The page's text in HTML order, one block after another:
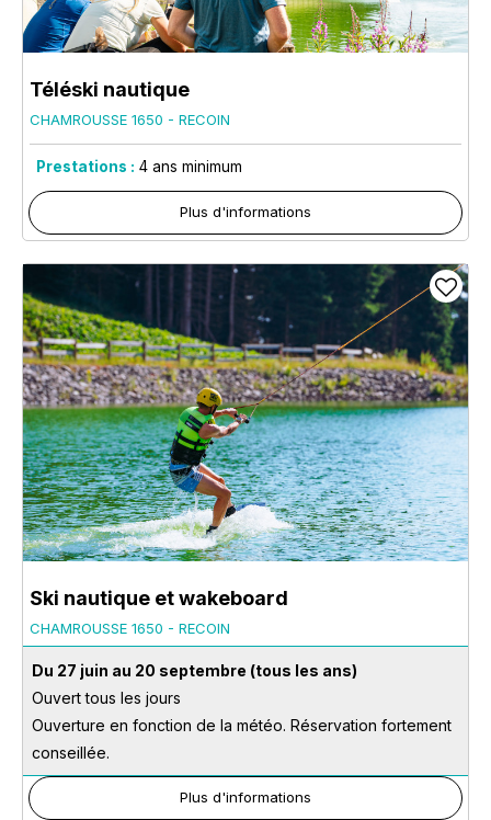
Téléski nautique
CHAMROUSSE 1650 - RECOIN
Prestations : 4 ans minimum
Plus d'informations
Ski nautique et wakeboard
CHAMROUSSE 1650 - RECOIN
Du 27 juin au 20 septembre (tous les ans)
Ouvert tous les jours
Ouverture en fonction de la météo. Réservation fortement
conseillée.
Plus d'informations